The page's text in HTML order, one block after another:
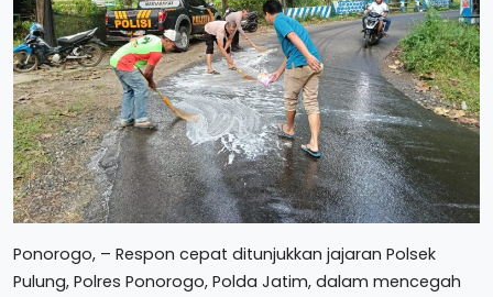
Ponorogo, – Respon cepat ditunjukkan jajaran Polsek
Pulung, Polres Ponorogo, Polda Jatim, dalam mencegah